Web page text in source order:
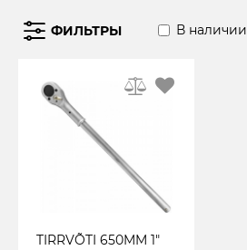
ФИЛЬТРЫ В наличии
TIRRVÕTI 650MM 1"